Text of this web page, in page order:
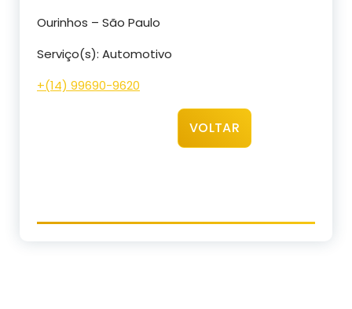
Ourinhos – São Paulo
Serviço(s): Automotivo
+(14) 99690-9620
VOLTAR